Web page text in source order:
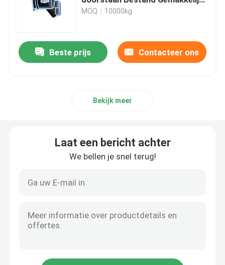
upvc openslaand raam
UPVC-Schuifdeur
Het thermische venster van het
De thermische Deuren van het
Installatie
MOQ：10000kg
Beste prijs Contacteer ons
Bekijk meer
Laat een bericht achter
We bellen je snel terug!